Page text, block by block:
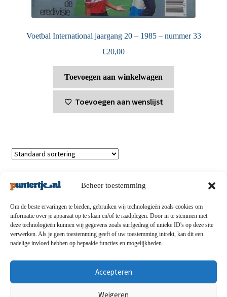
Beheer toestemming
Om de beste ervaringen te bieden, gebruiken wij technologieën zoals cookies om
informatie over je apparaat op te slaan en/of te raadplegen. Door in te stemmen met
deze technologieën kunnen wij gegevens zoals surfgedrag of unieke ID's op deze site
verwerken. Als je geen toestemming geeft of uw toestemming intrekt, kan dit een
nadelige invloed hebben op bepaalde functies en mogelijkheden.
Accepteren
Weigeren
Voetbal International jaargang 20 – 1985 – nummer 33
€20,00
Toevoegen aan winkelwagen
Toevoegen aan wenslijst
Privacybeleid-Verzending en retouren-Algemene
voorwaarden-Disclaimert-Betaalmethoden-Over ons